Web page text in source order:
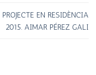
PROJECTE EN RESIDÈNCIA
2015. AIMAR PÉREZ GALI